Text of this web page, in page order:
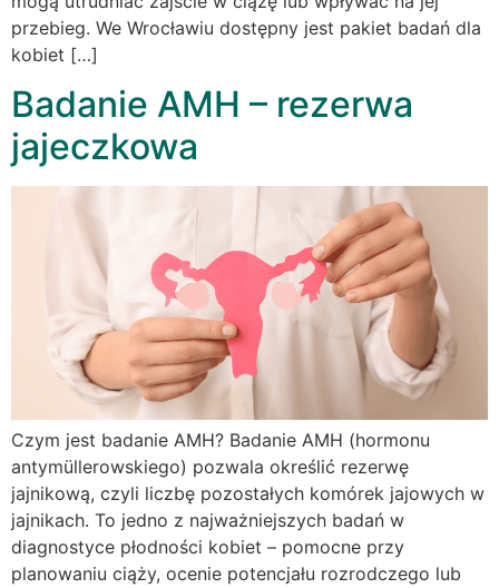
przebieg. We Wrocławiu dostępny jest pakiet badań dla
kobiet […]
Badanie AMH – rezerwa
jajeczkowa
Czym jest badanie AMH? Badanie AMH (hormonu
antymüllerowskiego) pozwala określić rezerwę
jajnikową, czyli liczbę pozostałych komórek jajowych w
jajnikach. To jedno z najważniejszych badań w
diagnostyce płodności kobiet – pomocne przy
planowaniu ciąży, ocenie potencjału rozrodczego lub